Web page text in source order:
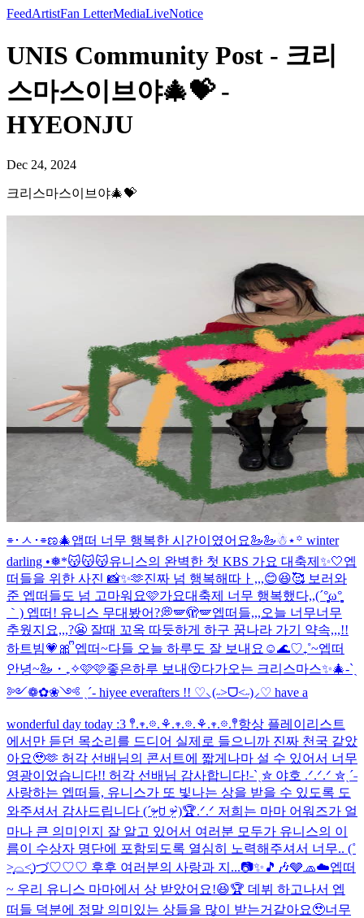
FeedArtistFan LetterMediaLiveNotice
UNIS Community Post - 크리
스마스이브야🎄💝 -
HYEONJU
Dec 24, 2024
크리스마스이브야🎄💝
⌯･ㅅ･⌯ಣ🎄앱떠 너무 행복한 시간이였어요🦢🦢☃︎⋆꙳ winter
darling •❅*ִ😽😽😽유니스의 완벽한 첫 KBS 가요 대축제✨🤍엡
떠들을 위한 사진 📸✨🫶진짜 넘 행복해따ㅏ,,,😊😆🥰 보러와
준 엡떠들도 넘 고마워요🩷가요대축제 너무 행복했다,,(´°̥̥̥̥̥̥̥̥ω°̥̥̥̥̥̥̥̥
｀) 엡떠! 유니스 무대봤어?💭🪽🫣🪽엡떠들,,,오늘 너무너무
추웠지요,,,?😬 잘때 꼬옥 따듯하게 하구 꿈나라 가기 약속,,,!!
하트빔💗🎀 ᩚ엡떠~다들 오늘 하루도 잘 보내요☺️🌊♡₊˚~엡떠
안녕~🦢・₊✧🩷🩷좋은하루 보내😚다가오는 크리스마스✨🎄-ˋˏ
༻❁✿❀༺ ˎˊ- hiyee everafters !! ♡⸜(˶˃ᗜ˂˶)⸝♡ have a
wonderful day today :3 𖤣.𖥧.𖡼.⚘.𖥧.𖡼.⚘.𖥧.𖡼.𖤣항상 플레이리스트
에서만 듣던 목소리를 드디어 실제로 들으니까 진짜 천국 같았
아요🥹🫶 허각 선배님의 콘서트에 짧게나마 설 수 있어서 너무
영광이었습니다!! 허각 선배님 감사합니다!˗ˋˏ✮ 야호 .ᐟ.ᐟ.ᐟ ✮ˎˊ˗
사랑하는 엡떠들, 유니스가 또 빛나는 상을 받을 수 있도록 도
와주셔서 감사드립니다 (ˊᵒ̴̶̷̤ ꇴ ᵒ̴̶̷̤ˋ)🏆.ᐟ.ᐟ 저희는 마마 어워즈가 얼
마나 큰 의미인지 잘 알고 있어서 여러분 모두가 유니스의 이
름이 수상자 명단에 포함되도록 열심히 노력해주셔서 너무.. (˚
˃̣̣̥⌓˂̣̣̥)づ♡♡♡ 후후 여러분의 사랑과 지...📷✨🎵🎶🩶🧢☁️엡떠
~ 우리 유니스 마마에서 상 받았어요!😆🏆 데뷔 하고나서 엡
떠들 덕분에 정말 의미있는 상들을 많이 받는거같아요🥹너무